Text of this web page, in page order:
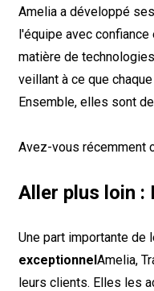
Amelia a développé
l'équipe avec
matière de
veillant à ce que
Ensemble, elles sont
Avez-vous récemment
Aller plus loin :
Une part importante
exceptionnelAmelia,
leurs clients. Elles les